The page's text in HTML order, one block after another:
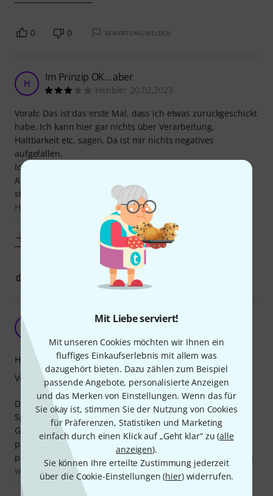
Mit Liebe serviert!
Mit unseren Cookies möchten wir Ihnen ein
fluffiges Einkaufserlebnis mit allem was
dazugehört bieten. Dazu zählen zum Beispiel
passende Angebote, personalisierte Anzeigen
und das Merken von Einstellungen. Wenn das für
Sie okay ist, stimmen Sie der Nutzung von Cookies
für Präferenzen, Statistiken und Marketing
einfach durch einen Klick auf „Geht klar“ zu (alle
anzeigen).
Sie können Ihre erteilte Zustimmung jederzeit
über die Cookie-Einstellungen (hier) widerrufen.
0 0 BEWERTUNG MELDEN
H Im Prinzip OK... aber
Henbier 20.02.2023
Vorab: Das ist das erste Mal, dass ich etwas zurückgeschickt
habe. Ich kann hier gar nichts über Verarbeitung,
Haltbarkeit etc. sagen. Da ist mir nichts negatives
aufgefallen.
Ich persönlich finde die Tasche zu eng. Die Potiknöpfe am
Amp stehen ja etwas hervor und sie reiben halt ziemlich
stark bim Hineinschieben.
Habe da einfach kein gutes Gefühl.
BEWERTUNG MELDEN
S Wie eine Second Skin für den Black Spirit 200
Die Softbag BS 200 H ist perfekt gearbeitet für den Black
Spirit 200 Head. Quasi als Handtasche für den modernen
Gitarristen umschließt die Softbag den BS 200 sicher und
passgenau wie eine zweite Haut. In der vorderen Tasche
passen gut alle Kabel hinein, die man so braucht und auch
weitere Utensilien. Ein teures Case kann man sich
deswegen sparen. Die Verarbeitung ist
Handling
Verarbeitung